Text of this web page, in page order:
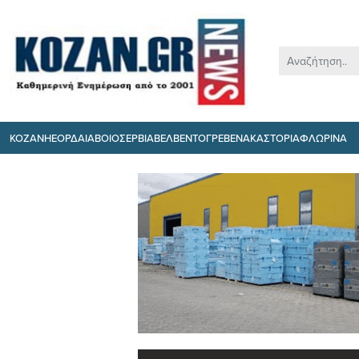
ΚΟΖΑΝΗΕΟΡΔΑΙΑΒΟΙΟΣΕΡΒΙΑΒΕΛΒΕΝΤΟΓΡΕΒΕΝΑΚΑΣΤΟΡΙΑΦΛΩΡΙΝΑ